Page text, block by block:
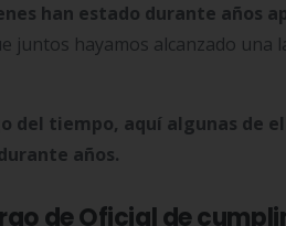
han estado durante años
juntos hayamos alcanzado una
del tiempo, aquí algunas de
años.
de Oficial de